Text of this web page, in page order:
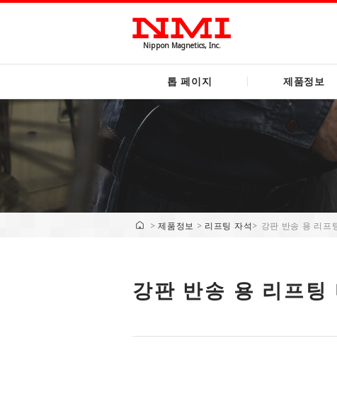
Nippon Magnetics, Inc.
톱 페이지 제품정보
>제품정보 > 리프팅 자석> 강판 반송 용 리프
강판 반송 용 리프팅